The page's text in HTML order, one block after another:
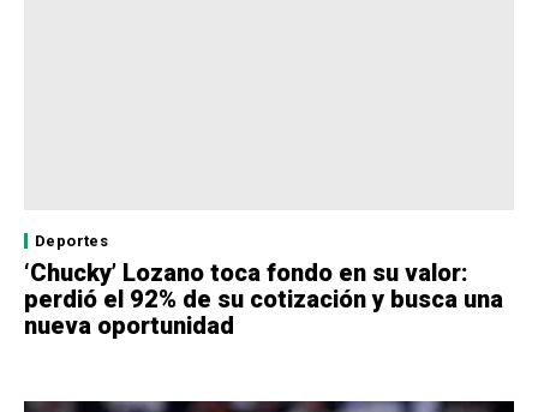
Deportes
‘Chucky’ Lozano toca fondo en su valor:
perdió el 92% de su cotización y busca una
nueva oportunidad